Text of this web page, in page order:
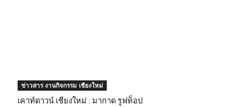
ข่าวสาร งานกิจกรรม เชียงใหม่
เคาท์ดาวน์ เชียงใหม่ : มากาด รูฟท็อป